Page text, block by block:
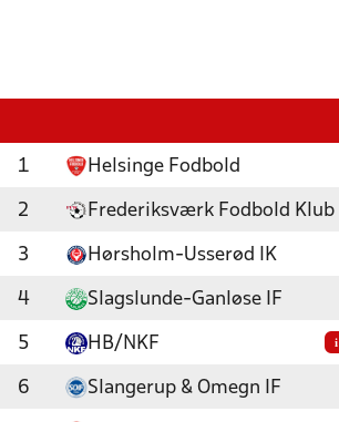
1 Helsinge Fodbold
2 Frederiksværk Fodbold Klub
3 Hørsholm-Usserød IK
4 Slagslunde-Ganløse IF
5 HB/NKF i
6 Slangerup & Omegn IF